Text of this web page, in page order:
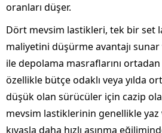
oranları düşer.
Dört mevsim lastikleri, tek bir set
maliyetini düşürme avantajı
ile depolama masraflarını ortadan
özellikle bütçe odaklı veya yılda
düşük olan sürücüler için cazip
mevsim lastiklerinin genellikle yaz
kıyasla daha hızlı aşınma